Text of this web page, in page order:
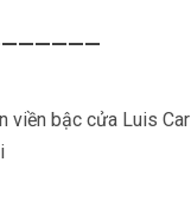
viền bậc cửa Luis Car